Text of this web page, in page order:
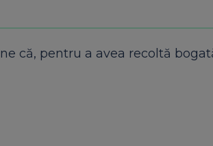
că, pentru a avea recoltă